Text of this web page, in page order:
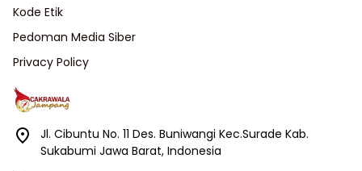
Kode Etik
Pedoman Media Siber
Privacy Policy
Jl. Cibuntu No. 11 Des. Buniwangi Kec.Surade Kab.
Sukabumi Jawa Barat, Indonesia